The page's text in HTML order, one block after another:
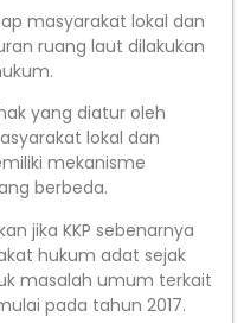
masyarakat lokal dan
ruang laut dilakukan
yang diatur oleh
lokal dan
mekanisme
berbeda.
jika KKP sebenarnya
hukum adat sejak
masalah umum terkait
pada tahun 2017.